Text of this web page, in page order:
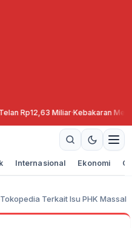
Miliar·Kebakaran Meluas,
Internasional Ekonomi
Terkait Isu PHK Massal